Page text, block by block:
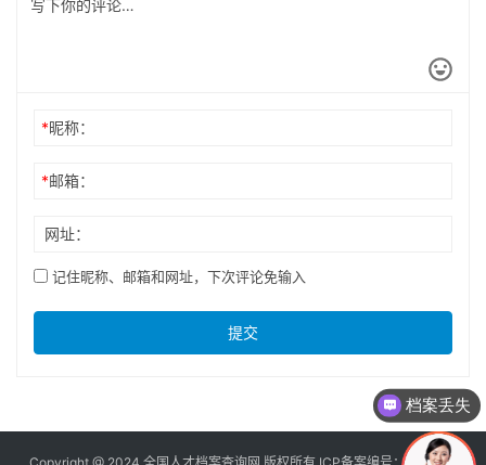
*昵称：
*邮箱：
网址：
记住昵称、邮箱和网址，下次评论免输入
提交
档案丢失